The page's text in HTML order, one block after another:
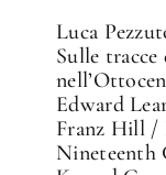
Luca
Sulle
Edward
Franz Hill /
Nineteenth